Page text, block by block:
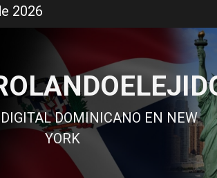
2026
DOMINICANO EN NEW
YORK